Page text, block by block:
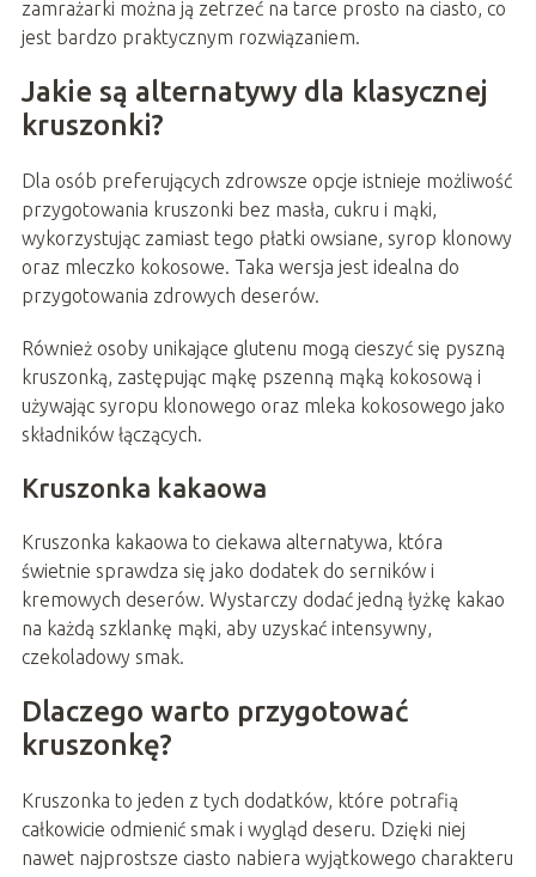
zamrażarki można ją zetrzeć na tarce prosto na ciasto, co
jest bardzo praktycznym rozwiązaniem.
Jakie są alternatywy dla klasycznej
kruszonki?
Dla osób preferujących zdrowsze opcje istnieje możliwość
przygotowania kruszonki bez masła, cukru i mąki,
wykorzystując zamiast tego płatki owsiane, syrop klonowy
oraz mleczko kokosowe. Taka wersja jest idealna do
przygotowania zdrowych deserów.
Również osoby unikające glutenu mogą cieszyć się pyszną
kruszonką, zastępując mąkę pszenną mąką kokosową i
używając syropu klonowego oraz mleka kokosowego jako
składników łączących.
Kruszonka kakaowa
Kruszonka kakaowa to ciekawa alternatywa, która
świetnie sprawdza się jako dodatek do serników i
kremowych deserów. Wystarczy dodać jedną łyżkę kakao
na każdą szklankę mąki, aby uzyskać intensywny,
czekoladowy smak.
Dlaczego warto przygotować
kruszonkę?
Kruszonka to jeden z tych dodatków, które potrafią
całkowicie odmienić smak i wygląd deseru. Dzięki niej
nawet najprostsze ciasto nabiera wyjątkowego charakteru